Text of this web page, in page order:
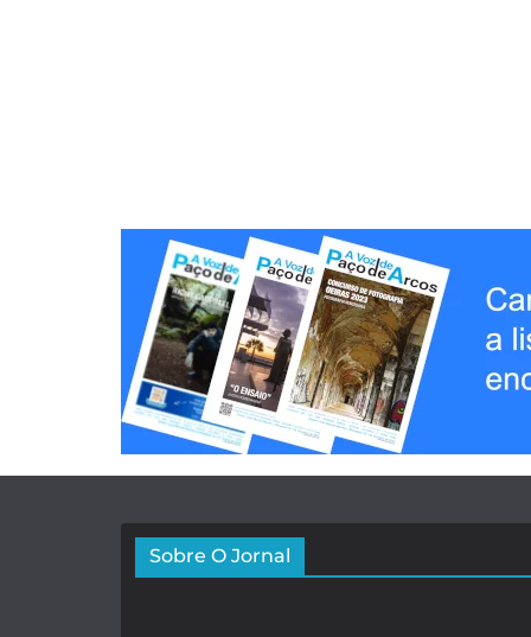
Sobre O Jornal